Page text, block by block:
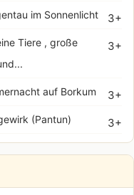
3+
im Sonnenlicht
3+
Tiere , große
3+
auf Borkum
3+
(Pantun)